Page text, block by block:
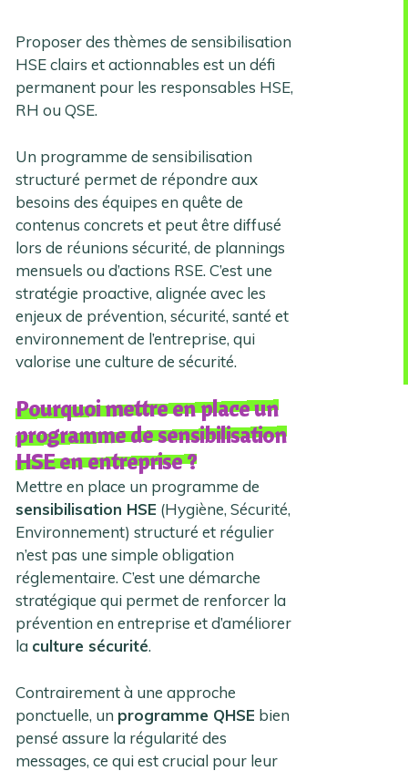
Proposer des thèmes de sensibilisation
HSE clairs et actionnables est un défi
permanent pour les responsables HSE,
RH ou QSE.
Un programme de sensibilisation
structuré permet de répondre aux
besoins des équipes en quête de
contenus concrets et peut être diffusé
lors de réunions sécurité, de plannings
mensuels ou d’actions RSE. C’est une
stratégie proactive, alignée avec les
enjeux de prévention, sécurité, santé et
environnement de l’entreprise, qui
valorise une culture de sécurité.
Pourquoi mettre en place un
programme de sensibilisation
HSE en entreprise ?
Mettre en place un programme de
sensibilisation HSE (Hygiène, Sécurité,
Environnement) structuré et régulier
n’est pas une simple obligation
réglementaire. C’est une démarche
stratégique qui permet de renforcer la
prévention en entreprise et d’améliorer
la culture sécurité.
Contrairement à une approche
ponctuelle, un programme QHSE bien
pensé assure la régularité des
messages, ce qui est crucial pour leur